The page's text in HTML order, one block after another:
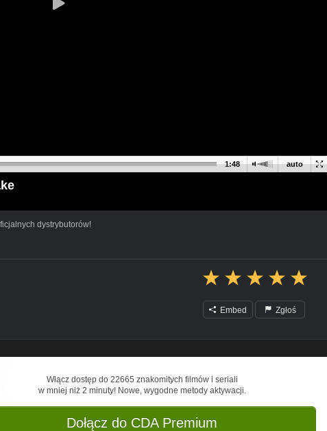
auto
1:48
dystrybutorów!
Embed Zgłoś
Włącz dostęp do 22665 znakomitych filmów i seriali
w mniej niż 2 minuty! Nowe, wygodne metody aktywacji.
Dołącz do CDA Premium